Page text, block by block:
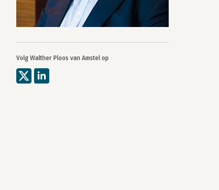
Volg Walther Ploos van Amstel op